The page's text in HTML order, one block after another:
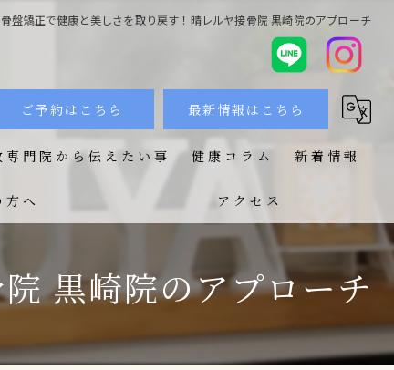
骨盤矯正で健康と美しさを取り戻す！晴レルヤ接骨院 黒崎院のアプローチ
ご予約はこちら 最新情報はこちら
専門院から伝えたい事 健康コラム 新着情報
方へ アクセス
黒崎院のアプローチ